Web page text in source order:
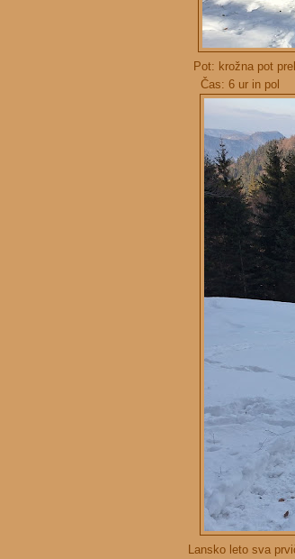
Pot: krožna pot
Čas: 6 ur in pol
Lansko leto sva